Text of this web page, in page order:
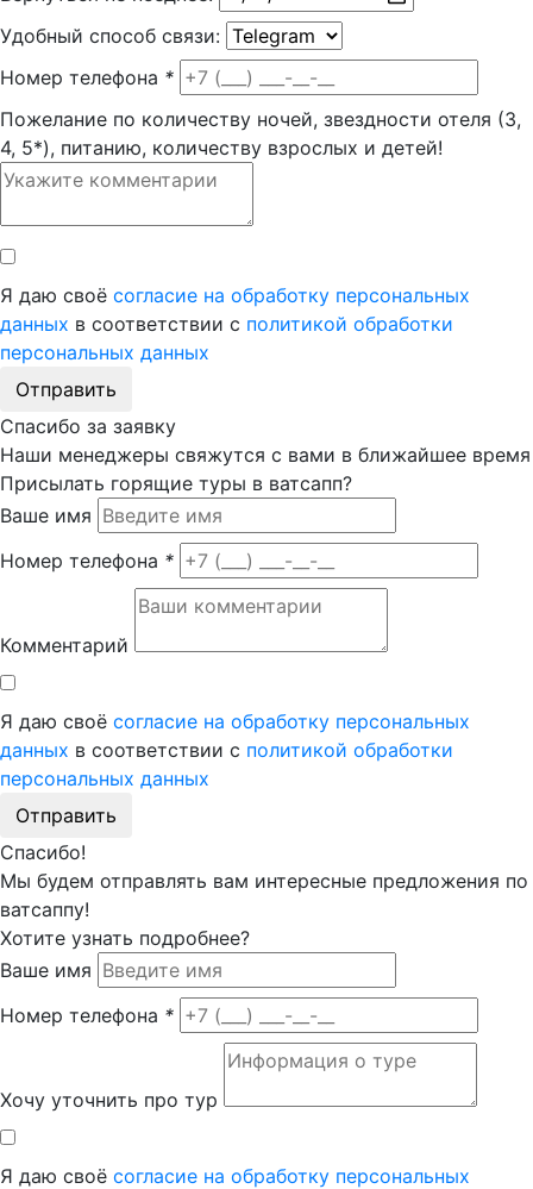
Удобный способ связи:
Номер телефона *
Пожелание по количеству ночей, звездности отеля (3,
4, 5*), питанию, количеству взрослых и детей!
Я даю своё согласие на обработку персональных
данных в соответствии с политикой обработки
персональных данных
Отправить
Спасибо за заявку
Наши менеджеры свяжутся с вами в ближайшее время
Присылать горящие туры в ватсапп?
Ваше имя
Номер телефона *
Комментарий
Я даю своё согласие на обработку персональных
данных в соответствии с политикой обработки
персональных данных
Отправить
Спасибо!
Мы будем отправлять вам интересные предложения по
ватсаппу!
Хотите узнать подробнее?
Ваше имя
Номер телефона *
Хочу уточнить про тур
Я даю своё согласие на обработку персональных